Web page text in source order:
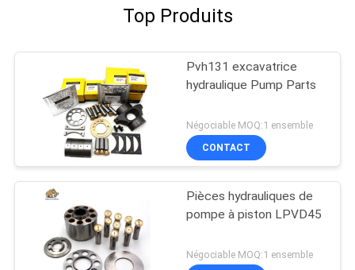
Top Produits
Pvh131 excavatrice
hydraulique Pump Parts
Négociable MOQ:1 ensemble
CONTACT
Pièces hydrauliques de
pompe à piston LPVD45
Négociable MOQ:1 ensemble